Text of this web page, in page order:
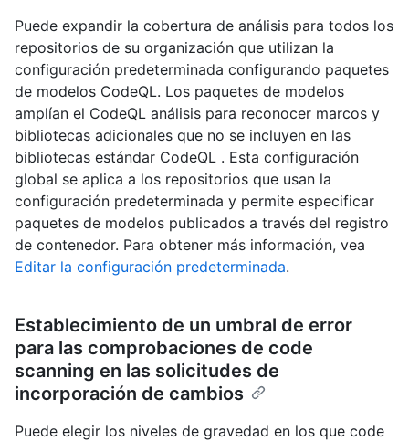
Puede expandir la cobertura de análisis para todos los
repositorios de su organización que utilizan la
configuración predeterminada configurando paquetes
de modelos CodeQL. Los paquetes de modelos
amplían el CodeQL análisis para reconocer marcos y
bibliotecas adicionales que no se incluyen en las
bibliotecas estándar CodeQL . Esta configuración
global se aplica a los repositorios que usan la
configuración predeterminada y permite especificar
paquetes de modelos publicados a través del registro
de contenedor. Para obtener más información, vea
Editar la configuración predeterminada.
Establecimiento de un umbral de error
para las comprobaciones de code
scanning en las solicitudes de
incorporación de cambios
Puede elegir los niveles de gravedad en los que code